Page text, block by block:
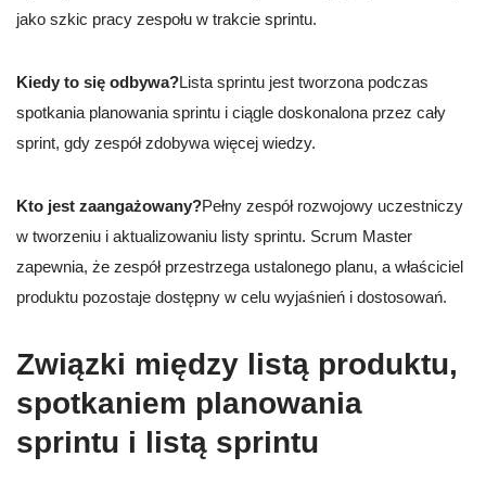
jako szkic pracy zespołu w trakcie sprintu.
Kiedy to się odbywa?Lista sprintu jest tworzona podczas
spotkania planowania sprintu i ciągle doskonalona przez cały
sprint, gdy zespół zdobywa więcej wiedzy.
Kto jest zaangażowany?Pełny zespół rozwojowy uczestniczy
w tworzeniu i aktualizowaniu listy sprintu. Scrum Master
zapewnia, że zespół przestrzega ustalonego planu, a właściciel
produktu pozostaje dostępny w celu wyjaśnień i dostosowań.
Związki między listą produktu,
spotkaniem planowania
sprintu i listą sprintu